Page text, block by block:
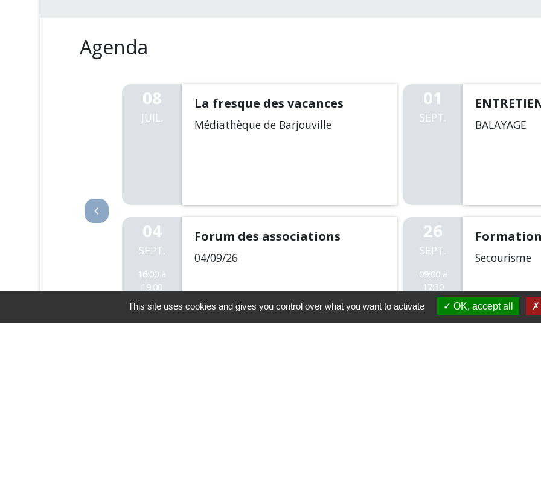
Agenda
08
JUIL.
La fresque des vacances
Médiathèque de Barjouville
01
SEPT. BALAYAGE
04
SEPT.
16:00 à
19:00
Forum des associations
04/09/26
26
SEPT.
09:00 à
17:30
Formation
Secourisme
This site uses cookies and gives you control over what you want to activate OK, accept all